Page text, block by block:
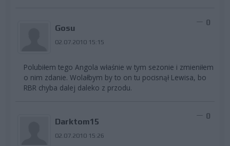
Gosu
02.07.2010 15:15
0
Polubiłem tego Angola właśnie w tym sezonie i zmieniłem
o nim zdanie. Wolałbym by to on tu pocisnął Lewisa, bo
RBR chyba dalej daleko z przodu.
Darktom15
02.07.2010 15:26
0